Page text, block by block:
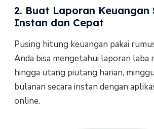
2. Buat Laporan Keuangan
Instan dan Cepat
Pusing hitung keuangan pakai
Anda bisa mengetahui laporan laba
hingga utang piutang harian,
bulanan secara instan dengan
online.